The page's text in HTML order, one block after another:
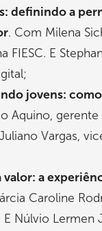
definindo a
. Com Milena
FIESC. E
jovens:
Aquino,
Vargas,
a
Caroline
E Núlvio